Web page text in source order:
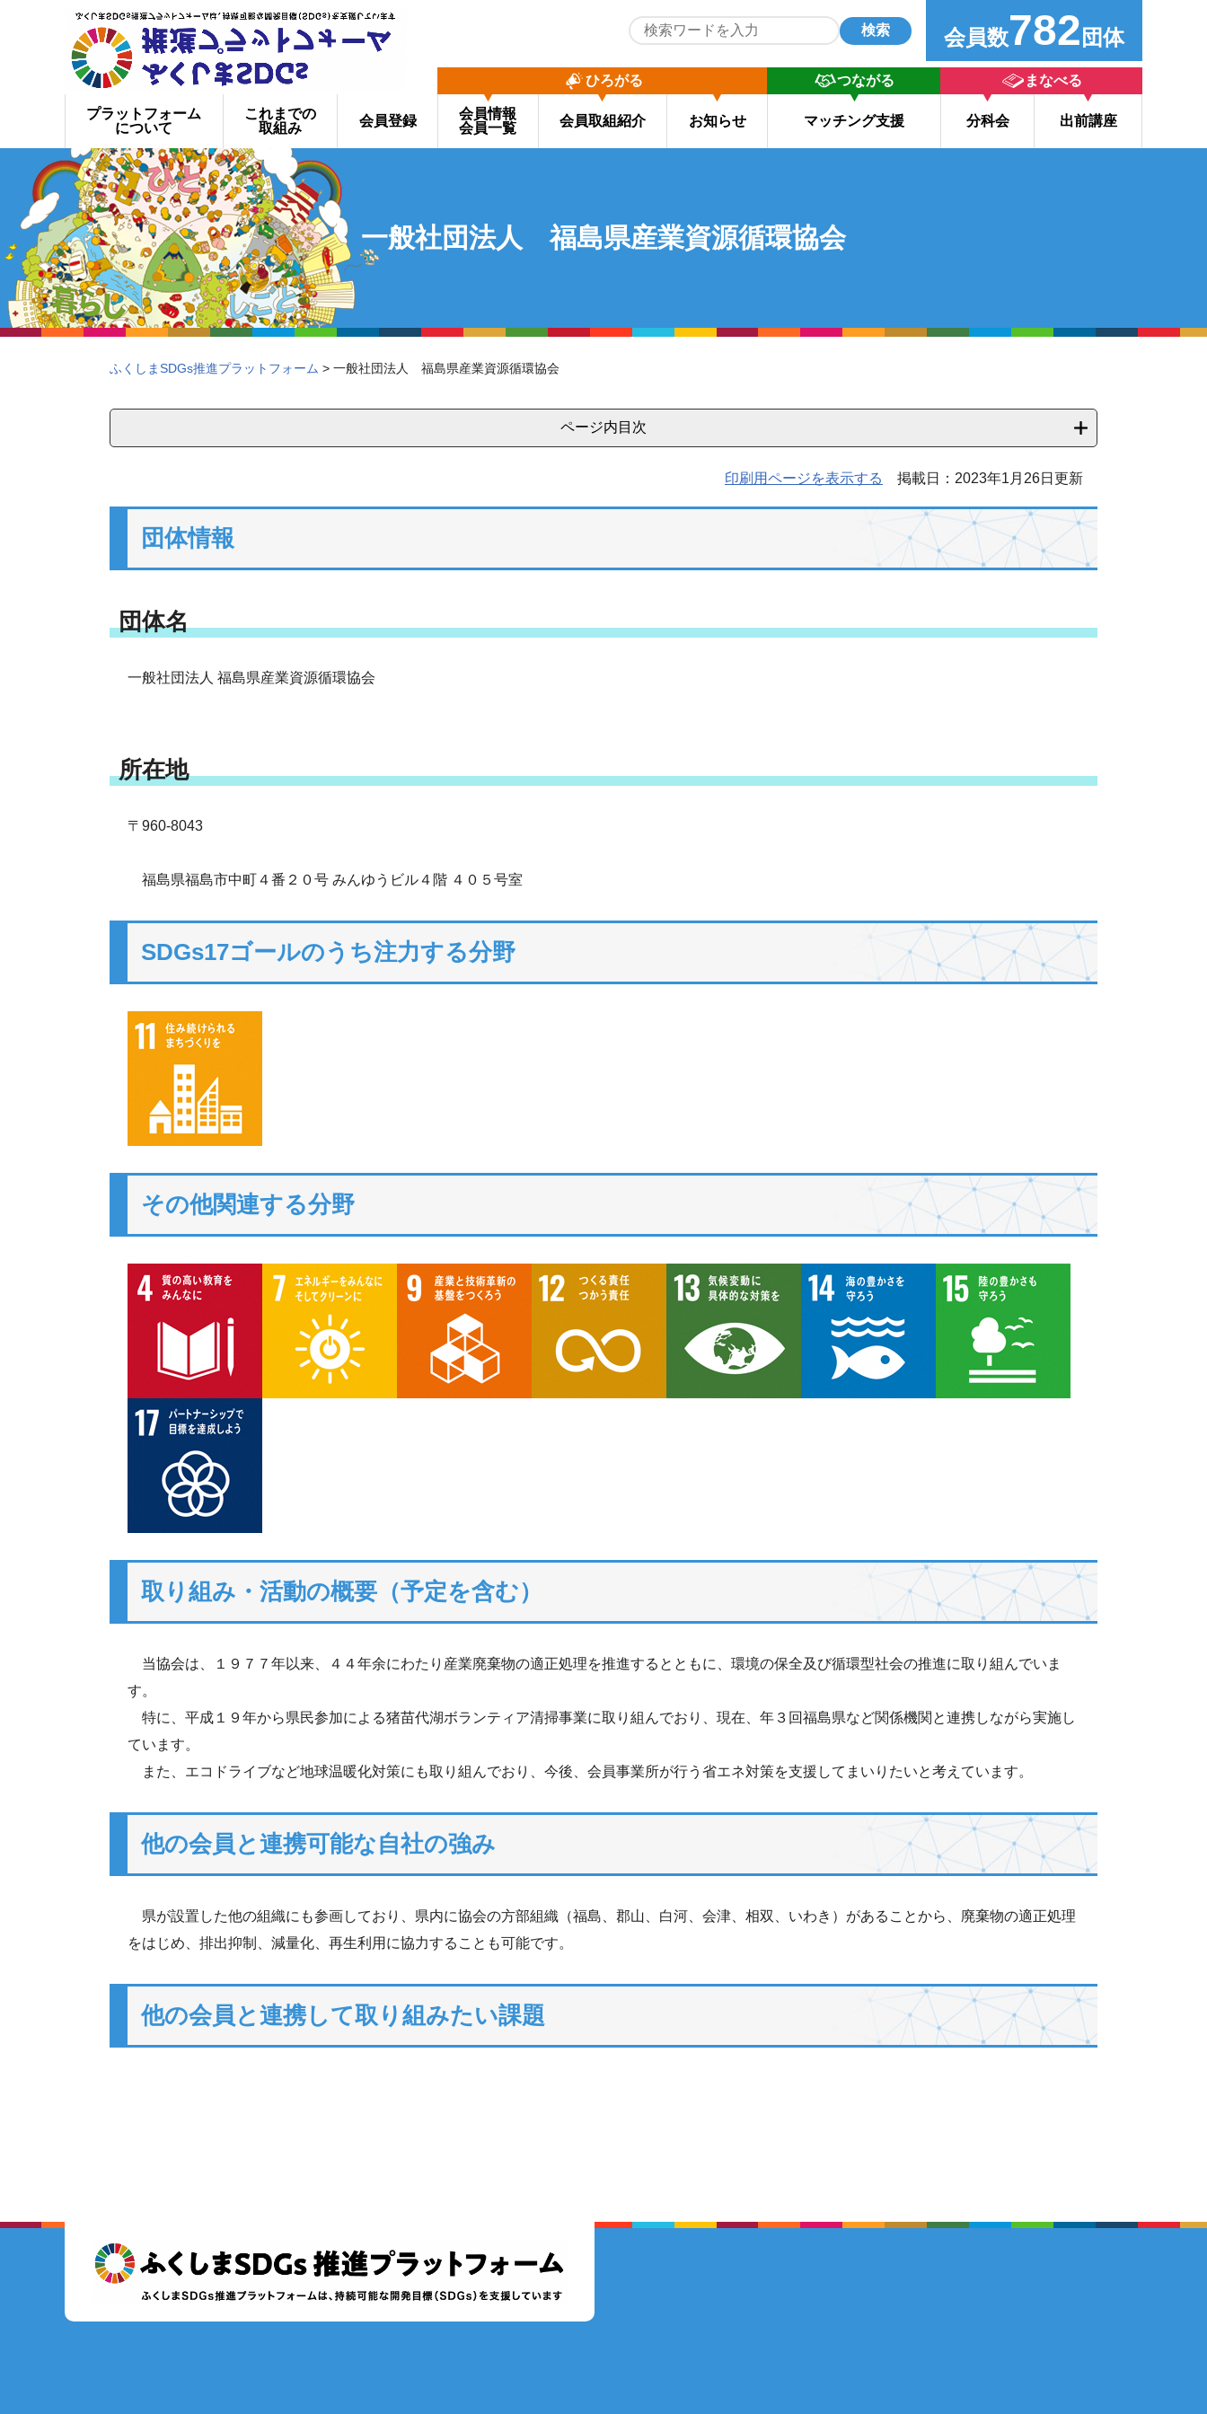
検索 会員数782 団体
プラットフォーム
について
これまでの
取組み
会員登録
ひろがる
会員情報
会員一覧
会員取組紹介 お知らせ
つながる
マッチング支援
まなべる
分科会 出前講座
一般社団法人 福島県産業資源循環協会
ふくしまSDGs推進プラットフォーム > 一般社団法人 福島県産業資源循環協会
ページ内目次
印刷用ページを表示する 掲載日：2023年1月26日更新
団体情報
団体名
一般社団法人 福島県産業資源循環協会
所在地
〒960-8043
福島県福島市中町４番２０号 みんゆうビル４階 ４０５号室
SDGs17ゴールのうち注力する分野
その他関連する分野
取り組み・活動の概要（予定を含む）
当協会は、１９７７年以来、４４年余にわたり産業廃棄物の適正処理を推進するとともに、環境の保全及び循環型社会の推進に取り組んでいま
す。
特に、平成１９年から県民参加による猪苗代湖ボランティア清掃事業に取り組んでおり、現在、年３回福島県など関係機関と連携しながら実施し
ています。
また、エコドライブなど地球温暖化対策にも取り組んでおり、今後、会員事業所が行う省エネ対策を支援してまいりたいと考えています。
他の会員と連携可能な自社の強み
県が設置した他の組織にも参画しており、県内に協会の方部組織（福島、郡山、白河、会津、相双、いわき）があることから、廃棄物の適正処理
をはじめ、排出抑制、減量化、再生利用に協力することも可能です。
他の会員と連携して取り組みたい課題